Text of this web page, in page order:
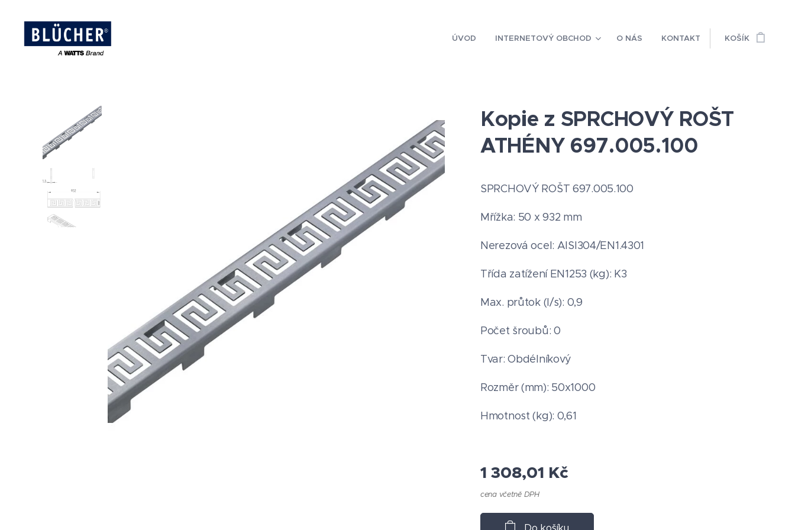
ÚVOD INTERNETOVÝ OBCHOD O NÁS KONTAKT KOŠÍK
Kopie z SPRCHOVÝ ROŠT
ATHÉNY 697.005.100
SPRCHOVÝ ROŠT 697.005.100
Mřížka: 50 x 932 mm
Nerezová ocel: AISI304/EN1.4301
Třída zatížení EN1253 (kg): K3
Max. průtok (l/s): 0,9
Počet šroubů: 0
Tvar: Obdélníkový
Rozměr (mm): 50x1000
Hmotnost (kg): 0,61
1 308,01 Kč
cena včetně DPH